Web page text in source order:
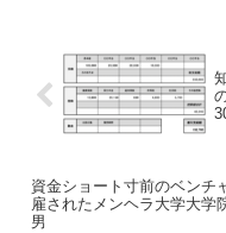
資金ショート寸前のベンチ
雇されたメンヘラ大学大学
男